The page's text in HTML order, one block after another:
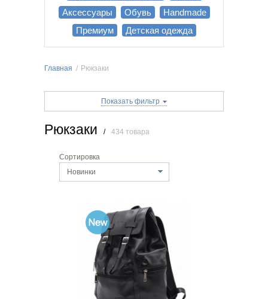
Аксессуары
Обувь
Handmade
Премиум
Детская одежда
Главная / Рюкзаки
Показать фильтр
Рюкзаки / 434 товара
Сортировка
Новинки